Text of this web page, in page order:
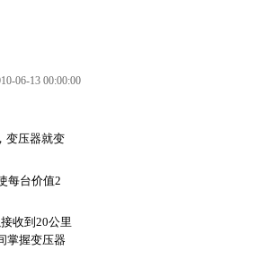
06-13 00:00:00
变压器就变
每台价值2
收到20公里
掌握变压器